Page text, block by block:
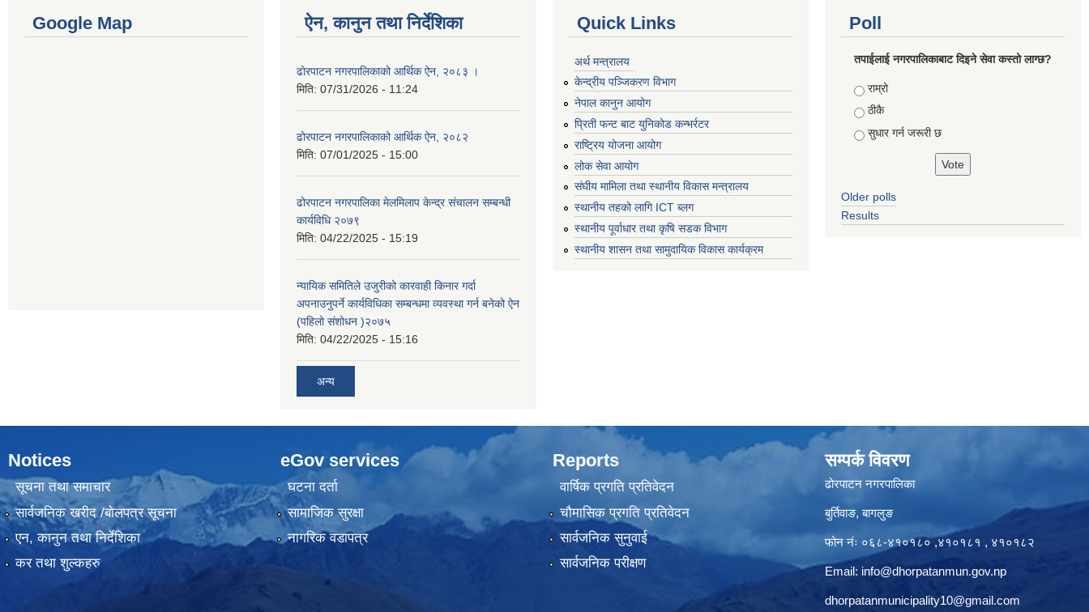
Google Map ऐन, कानुन तथा निर्देशिका
ढोरपाटन नगरपालिकाको आर्थिक ऐन, २०८३ ।
मिति: 07/31/2026 - 11:24
ढोरपाटन नगरपालिकाको आर्थिक ऐन, २०८२
मिति: 07/01/2025 - 15:00
ढोरपाटन नगरपालिका मेलमिलाप केन्द्र संचालन सम्बन्धी
कार्यविधि २०७९
मिति: 04/22/2025 - 15:19
न्यायिक समितिले उजुरीको कारवाही किनार गर्दा
अपनाउनुपर्ने कार्यविधिका सम्बन्धमा व्यवस्था गर्न बनेको ऐन
(पहिलो संशोधन )२०७५
मिति: 04/22/2025 - 15:16
अन्य
Quick Links
अर्थ मन्त्रालय
केन्द्रीय पञ्जिकरण विभाग
नेपाल कानुन आयोग
प्रिती फन्ट बाट युनिकोड कन्भर्रटर
राष्ट्रिय योजना आयोग
लोक सेवा आयोग
संघीय मामिला तथा स्थानीय विकास मन्त्रालय
स्थानीय तहको लागि ICT ब्लग
स्थानीय पूर्वाधार तथा कृषि सडक विभाग
स्थानीय शासन तथा सामुदायिक विकास कार्यक्रम
Poll
तपाईलाई नगरपालिकाबाट दिइने सेवा कस्तो लाग्छ?
Choices
राम्रो
ठीकै
सुधार गर्न जरूरी छ
Older polls
Results
Notices
सूचना तथा समाचार
सार्वजनिक खरीद /बोलपत्र सूचना
एन, कानुन तथा निर्देशिका
कर तथा शुल्कहरु
eGov services
घटना दर्ता
सामाजिक सुरक्षा
नागरिक वडापत्र
Reports
वार्षिक प्रगति प्रतिवेदन
चौमासिक प्रगति प्रतिवेदन
सार्वजनिक सुनुवाई
सार्वजनिक परीक्षण
सम्पर्क विवरण
ढोरपाटन नगरपालिका
बुर्तिवाङ, बागलुङ
फोन नंः ०६८-४१०१८० ,४१०१८१ , ४१०१८२
Email: info@dhorpatanmun.gov.np
dhorpatanmunicipality10@gmail.com